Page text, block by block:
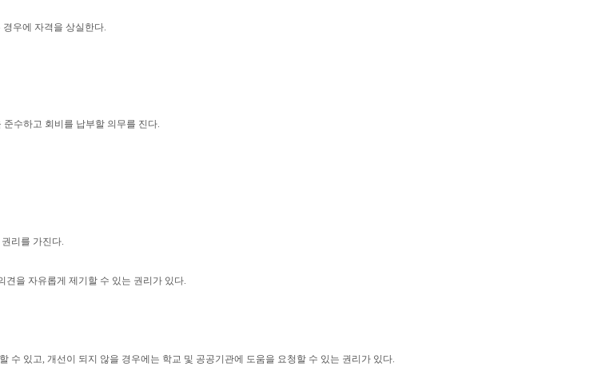
우에 자격을 상실한다.
준수하고 회비를 납부할 의무를 진다
리를 가진다
견을 자유롭게 제기할 수 있는 권리가 있다.
수 있고, 개선이 되지 않을 경우에는 학교 및 공공기관에 도움을 요청할 수 있는 권리가 있다.